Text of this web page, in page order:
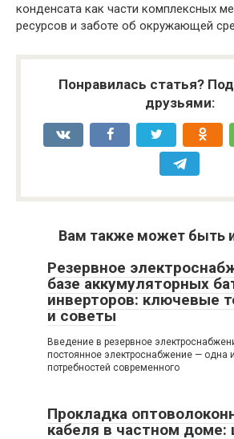
конденсата как части комплексных
ресурсов и заботе об окружающей
Понравилась статья?
друзьями:
Вам также может быть
Резервное
базе аккумуляторных
инверторов: ключевые
и советы
Введение в резервное
постоянное электроснабжение — одна
потребностей современного
Прокладка
кабеля в частном доме: